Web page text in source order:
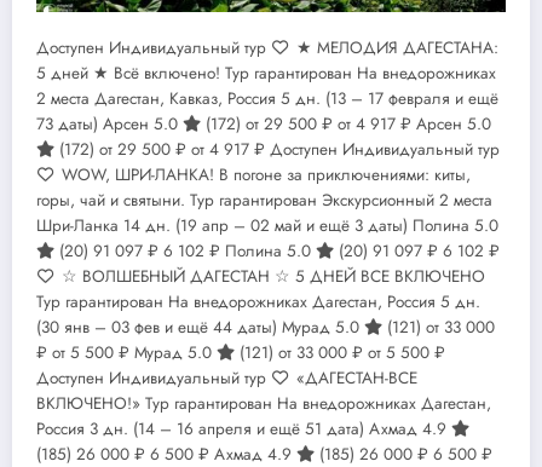
Доступен Индивидуальный тур
★ МЕЛОДИЯ ДАГЕСТАНА:
5 дней ★ Всё включено! Тур гарантирован На внедорожниках
2 места Дагестан, Кавказ, Россия 5 дн. (13 – 17 февраля и ещё
73 даты) Арсен 5.0 (172) от 29 500 ₽ от 4 917 ₽ Арсен 5.0
(172) от 29 500 ₽ от 4 917 ₽ Доступен Индивидуальный тур
WOW, ШРИ-ЛАНКА! В погоне за приключениями: киты,
горы, чай и святыни. Тур гарантирован Экскурсионный 2 места
Шри-Ланка 14 дн. (19 апр – 02 май и ещё 3 даты) Полина 5.0
(20) 91 097 ₽ 6 102 ₽ Полина 5.0 (20) 91 097 ₽ 6 102 ₽
☆ ВОЛШЕБНЫЙ ДАГЕСТАН ☆ 5 ДНЕЙ ВСЕ ВКЛЮЧЕНО
Тур гарантирован На внедорожниках Дагестан, Россия 5 дн.
(30 янв – 03 фев и ещё 44 даты) Мурад 5.0 (121) от 33 000
₽ от 5 500 ₽ Мурад 5.0 (121) от 33 000 ₽ от 5 500 ₽
Доступен Индивидуальный тур
«ДАГЕСТАН-ВСЕ
ВКЛЮЧЕНО!» Тур гарантирован На внедорожниках Дагестан,
Россия 3 дн. (14 – 16 апреля и ещё 51 дата) Ахмад 4.9
(185) 26 000 ₽ 6 500 ₽ Ахмад 4.9 (185) 26 000 ₽ 6 500 ₽